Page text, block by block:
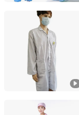
Shanghai Leenol
Shanghai, China